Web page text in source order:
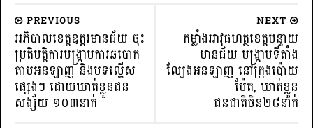
NEXT
កម្លាំងអាវុធហត្ថខេត្តបន្ទាយ
មានជ័យ បង្ក្រាបទីតាំង
ល្បែងអនឡាញ នៅក្រុងប៉ោយ
ប៉ែត, ឃាត់ខ្លួន
ជនជាតិចិន២៨នាក់
PREVIOUS
អភិបាលខេត្តឧត្ដរមានជ័យ ចុះ
ប្រតិបត្តិការបង្ក្រាបការឆបោក
តាមអនឡាញ និងបទល្មើស
ផ្សេងៗ ដោយឃាត់ខ្លួនជន
សង្ស័យ ១០៣នាក់